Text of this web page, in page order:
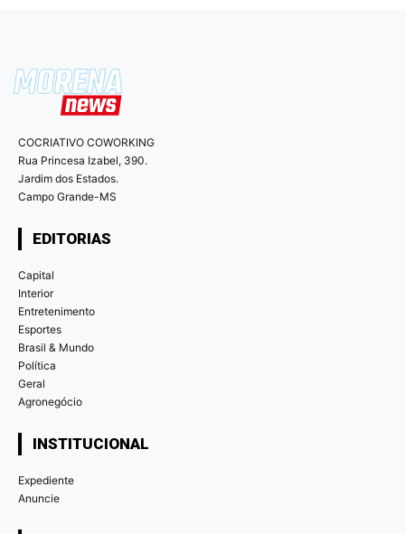
COCRIATIVO COWORKING
Rua Princesa Izabel, 390.
Jardim dos Estados.
Campo Grande-MS
EDITORIAS
Capital
Interior
Entretenimento
Esportes
Brasil & Mundo
Política
Geral
Agronegócio
INSTITUCIONAL
Expediente
Anuncie